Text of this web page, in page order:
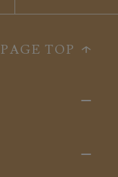
PAGE TOP